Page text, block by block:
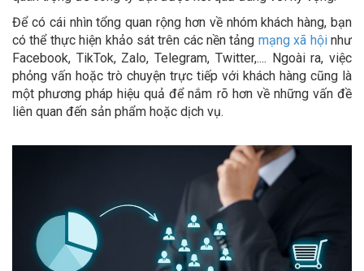
Để có cái nhìn tổng quan rộng hơn về nhóm khách hàng, bạn
có thể thực hiện khảo sát trên các nền tảng mạng xã hộinhư
Facebook, TikTok, Zalo, Telegram, Twitter,.... Ngoài ra, việc
phỏng vấn hoặc trò chuyện trực tiếp với khách hàng cũng là
một phương pháp hiệu quả để nắm rõ hơn về những vấn đề
liên quan đến sản phẩm hoặc dịch vụ.